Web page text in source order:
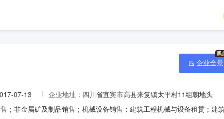
07-13 企业地址： 四川省宜宾市高县来复镇太平村11组朝地头
企业全景